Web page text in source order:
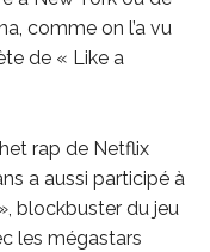
comme on l’a vu
de « Like a
rap de Netflix
a aussi participé à
blockbuster du jeu
les mégastars